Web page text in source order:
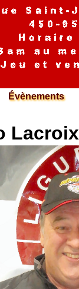
Évènements
Lacroix